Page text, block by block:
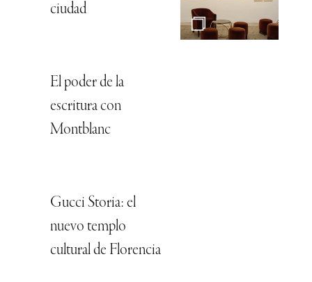
ciudad
El poder de la
escritura con
Montblanc
Gucci Storia: el
nuevo templo
cultural de Florencia